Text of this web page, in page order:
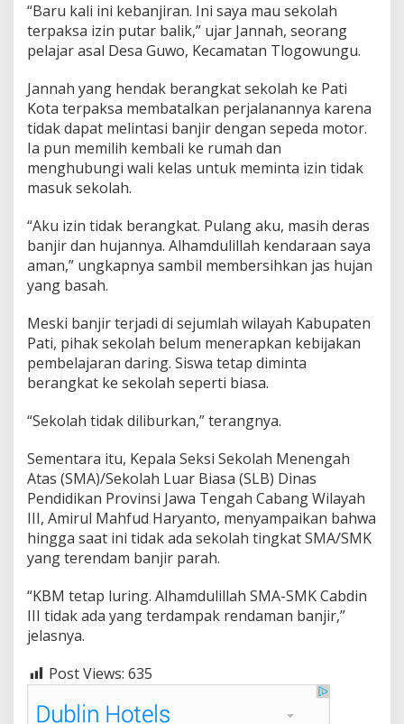
“Baru kali ini kebanjiran. Ini saya mau sekolah
terpaksa izin putar balik,” ujar Jannah, seorang
pelajar asal Desa Guwo, Kecamatan Tlogowungu.
Jannah yang hendak berangkat sekolah ke Pati
Kota terpaksa membatalkan perjalanannya karena
tidak dapat melintasi banjir dengan sepeda motor.
Ia pun memilih kembali ke rumah dan
menghubungi wali kelas untuk meminta izin tidak
masuk sekolah.
“Aku izin tidak berangkat. Pulang aku, masih deras
banjir dan hujannya. Alhamdulillah kendaraan saya
aman,” ungkapnya sambil membersihkan jas hujan
yang basah.
Meski banjir terjadi di sejumlah wilayah Kabupaten
Pati, pihak sekolah belum menerapkan kebijakan
pembelajaran daring. Siswa tetap diminta
berangkat ke sekolah seperti biasa.
“Sekolah tidak diliburkan,” terangnya.
Sementara itu, Kepala Seksi Sekolah Menengah
Atas (SMA)/Sekolah Luar Biasa (SLB) Dinas
Pendidikan Provinsi Jawa Tengah Cabang Wilayah
III, Amirul Mahfud Haryanto, menyampaikan bahwa
hingga saat ini tidak ada sekolah tingkat SMA/SMK
yang terendam banjir parah.
“KBM tetap luring. Alhamdulillah SMA-SMK Cabdin
III tidak ada yang terdampak rendaman banjir,”
jelasnya.
Post Views: 635